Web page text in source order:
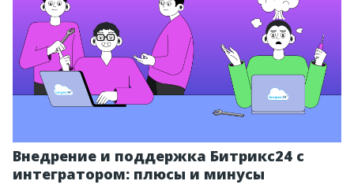
Внедрение и поддержка Битрикс24 с
интегратором: плюсы и минусы